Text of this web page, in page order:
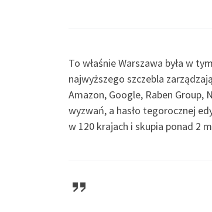
To właśnie Warszawa była w
najwyższego szczebla
Amazon, Google, Raben
wyzwań, a hasło tegorocznej
w 120 krajach i skupia ponad 2